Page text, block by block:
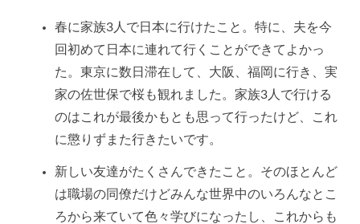
春に家族3人で日本に行けたこと。特に、夫を今
回初めて日本に連れて行くことができてよかっ
た。東京に数日滞在して、大阪、福岡に行き、実
家の佐世保で桜も観れました。家族3人で行ける
のはこれが最後かもとも思って行ったけど、これ
に懲りずまた行きたいです。
新しい友達がたくさんできたこと。そのほとんど
は職場の同僚だけどみんな世界中のいろんなとこ
ろから来ていて色々学びになったし、これからも